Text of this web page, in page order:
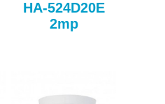
HA-524D20E
2mp